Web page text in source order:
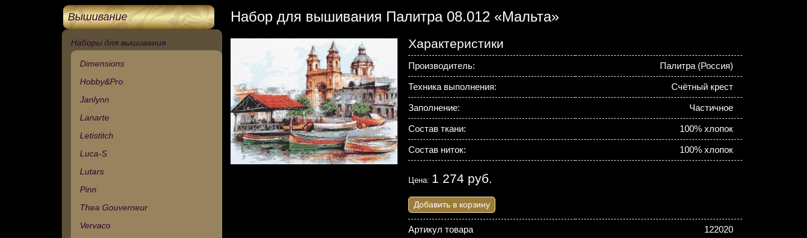
Вышивание
Наборы для вышивания
Dimensions
Hobby&Pro
Janlynn
Lanarte
Letistitch
Luca-S
Lutars
Pinn
Thea Gouverneur
Vervaco
Набор для вышивания Палитра 08.012 «Мальта»
Характеристики
Производитель: Палитра (Россия)
Техника выполнения: Счётный крест
Заполнение: Частичное
Состав ткани: 100% хлопок
Состав ниток: 100% хлопок
Цена: 1 274 руб.
Добавить в корзину
Артикул товара 122020